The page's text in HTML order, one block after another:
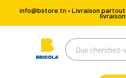
info@bstore.tn • Livraison partout
livraison